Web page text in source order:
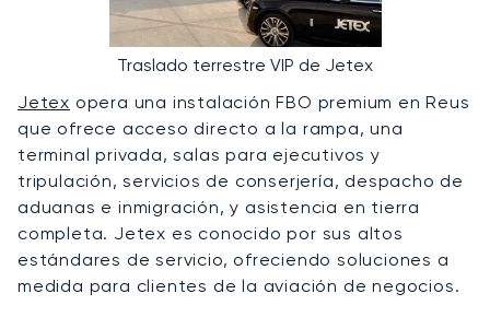
Traslado terrestre VIP de Jetex
Jetex opera una instalación FBO premium en Reus
que ofrece acceso directo a la rampa, una
terminal privada, salas para ejecutivos y
tripulación, servicios de conserjería, despacho de
aduanas e inmigración, y asistencia en tierra
completa. Jetex es conocido por sus altos
estándares de servicio, ofreciendo soluciones a
medida para clientes de la aviación de negocios.